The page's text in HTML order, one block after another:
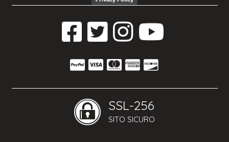
SSL-256
SITO SICURO